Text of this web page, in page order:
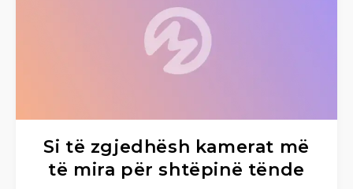
Si të zgjedhësh kamerat më
të mira për shtëpinë tënde